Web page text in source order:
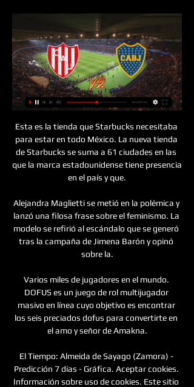
Esta es la tienda que Starbucks necesitaba
para estar en todo México. La nueva tienda
de Starbucks se suma a 61 ciudades en las
que la marca estadounidense tiene presencia
en el país y que.
Alejandra Maglietti se metió en la polémica y
lanzó una filosa frase sobre el feminismo. La
modelo se refirió al escándalo que se generó
tras la campaña de Jimena Barón y opinó
sobre la.
Varios miles de jugadores en el mundo.
DOFUS es un juego de rol multijugador
masivo en línea cuyo objetivo es encontrar
los seis preciados dofus para convertirte en
el amo y señor de Amakna.
El Tiempo: Almeida de Sayago (Zamora) -
Predicción 7 días - Gráfica. Aceptar cookies.
Información sobre uso de cookies. Este sitio